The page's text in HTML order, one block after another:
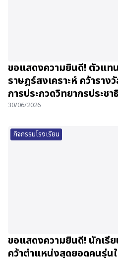
ขอแสดงความยินดี! ตัวแท
ราษฎร์สงเคราะห์ คว้าราง
การประกวดวิทยากรประช
30/06/2026
กิจกรรมโรงเรียน
ขอแสดงความยินดี! นักเรี
คว้าตำแหน่งสุดยอดคนรุ่น